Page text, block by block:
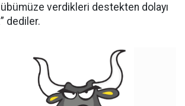
verdikleri destekten dolayı
dediler.